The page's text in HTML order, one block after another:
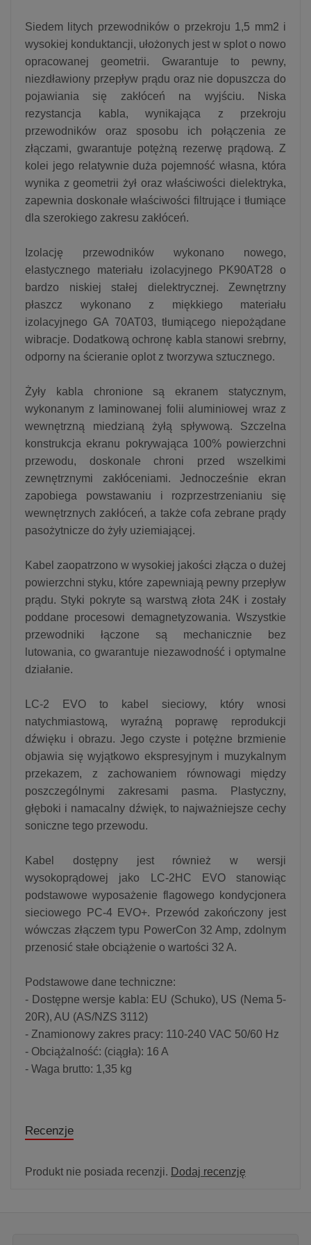
Siedem litych przewodników o przekroju 1,5 mm2 i
wysokiej konduktancji, ułożonych jest w splot o nowo
opracowanej geometrii. Gwarantuje to pewny,
niezdławiony przepływ prądu oraz nie dopuszcza do
pojawiania się zakłóceń na wyjściu. Niska
rezystancja kabla, wynikająca z przekroju
przewodników oraz sposobu ich połączenia ze
złączami, gwarantuje potężną rezerwę prądową. Z
kolei jego relatywnie duża pojemność własna, która
wynika z geometrii żył oraz właściwości dielektryka,
zapewnia doskonałe właściwości filtrujące i tłumiące
dla szerokiego zakresu zakłóceń.
Izolację przewodników wykonano nowego,
elastycznego materiału izolacyjnego PK90AT28 o
bardzo niskiej stałej dielektrycznej. Zewnętrzny
płaszcz wykonano z miękkiego materiału
izolacyjnego GA 70AT03, tłumiącego niepożądane
wibracje. Dodatkową ochronę kabla stanowi srebrny,
odporny na ścieranie oplot z tworzywa sztucznego.
Żyły kabla chronione są ekranem statycznym,
wykonanym z laminowanej folii aluminiowej wraz z
wewnętrzną miedzianą żyłą spływową. Szczelna
konstrukcja ekranu pokrywająca 100% powierzchni
przewodu, doskonale chroni przed wszelkimi
zewnętrznymi zakłóceniami. Jednocześnie ekran
zapobiega powstawaniu i rozprzestrzenianiu się
wewnętrznych zakłóceń, a także cofa zebrane prądy
pasożytnicze do żyły uziemiającej.
Kabel zaopatrzono w wysokiej jakości złącza o dużej
powierzchni styku, które zapewniają pewny przepływ
prądu. Styki pokryte są warstwą złota 24K i zostały
poddane procesowi demagnetyzowania. Wszystkie
przewodniki łączone są mechanicznie bez
lutowania, co gwarantuje niezawodność i optymalne
działanie.
LC-2 EVO to kabel sieciowy, który wnosi
natychmiastową, wyraźną poprawę reprodukcji
dźwięku i obrazu. Jego czyste i potężne brzmienie
objawia się wyjątkowo ekspresyjnym i muzykalnym
przekazem, z zachowaniem równowagi między
poszczególnymi zakresami pasma. Plastyczny,
głęboki i namacalny dźwięk, to najważniejsze cechy
soniczne tego przewodu.
Kabel dostępny jest również w wersji
wysokoprądowej jako LC-2HC EVO stanowiąc
podstawowe wyposażenie flagowego kondycjonera
sieciowego PC-4 EVO+. Przewód zakończony jest
wówczas złączem typu PowerCon 32 Amp, zdolnym
przenosić stałe obciążenie o wartości 32 A.
Podstawowe dane techniczne:
- Dostępne wersje kabla: EU (Schuko), US (Nema 5-
20R), AU (AS/NZS 3112)
- Znamionowy zakres pracy: 110-240 VAC 50/60 Hz
- Obciążalność: (ciągła): 16 A
- Waga brutto: 1,35 kg
Recenzje
Produkt nie posiada recenzji. Dodaj recenzję